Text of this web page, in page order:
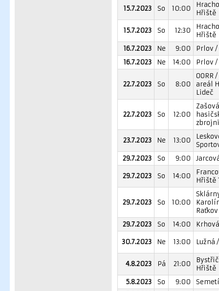
15.7.2023 So 10:00
Hřiště
15.7.2023 So 12:30
Hřiště
16.7.2023
Ne 9:00
Prlov
16.7.2023
Ne 14:00 Prlov
22.7.2023 So 8:00
OORR
areál
Lideč
22.7.2023 So 12:00
23.7.2023 Ne 13:00
29.7.2023
So 9:00
29.7.2023 So 14:00
Hřiště
29.7.2023 So 10:00
Raťkov
29.7.2023
So 14:00
30.7.2023 Ne 13:00 Lužná
4.8.2023 Pá 21:00
Hřiště
5.8.2023
So 9:00